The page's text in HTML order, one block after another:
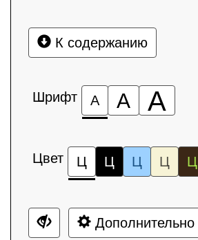
К содержанию
Шрифт А А А
Цвет Ц Ц Ц Ц Ц
Дополнительно